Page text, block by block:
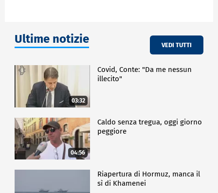
Ultime notizie VEDI TUTTI
03:32
Covid, Conte: "Da me nessun
illecito"
04:56
Caldo senza tregua, oggi giorno
peggiore
Riapertura di Hormuz, manca il
sì di Khamenei